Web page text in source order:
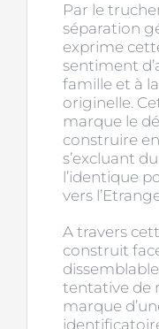
Par le
séparation
exprime
sentiment
famille et à
originelle.
marque le
construire
s’excluant
l’identique
vers
A travers
construit
tentative de
marque